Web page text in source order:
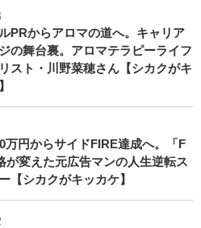
PRからアロマの道へ。キャリア
の舞台裏。アロマテラピーライフ
スト・川野菜穂さん【シカクがキ
万円からサイドFIRE達成へ。「F
が変えた元広告マンの人生逆転ス
【シカクがキッカケ】